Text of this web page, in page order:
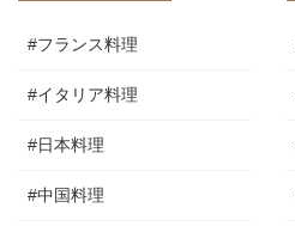
#フランス料理
#イタリア料理
#日本料理
#中国料理